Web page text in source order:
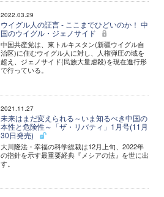
2022.03.29
ウイグル人の証言 - ここまでひどいのか！ 中
国のウイグル・ジェノサイド
中国共産党は、東トルキスタン(新疆ウイグル自
治区)に住むウイグル人に対し、人権弾圧の域を
超え、ジェノサイド(民族大量虐殺)を現在進行形
で行っている。
2021.11.27
未来はまだ変えられる～いま知るべき中国の
本性と危険性～「ザ・リバティ」1月号(11月
30日発売)
大川隆法・幸福の科学総裁は12月上旬、2022年
の指針を示す最重要経典『メシアの法』を世に出
す。